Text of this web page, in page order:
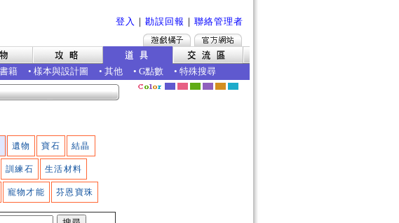
登入 ｜ 勘誤回報 ｜ 聯絡管理者
書籍 • 樣本與設計圖 • 其他 • G點數 • 特殊搜尋
遺物 寶石 結晶
訓練石 生活材料
寵物才能 芬恩寶珠